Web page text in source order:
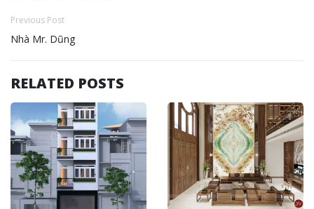
Previous Post
Nhà Mr. Dũng
RELATED POSTS